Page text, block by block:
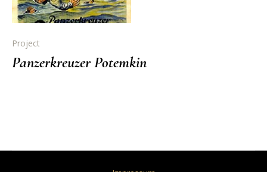
Project
Panzerkreuzer Potemkin